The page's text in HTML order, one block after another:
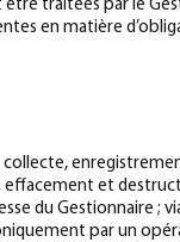
traitées par le
en matière
et
du
par un